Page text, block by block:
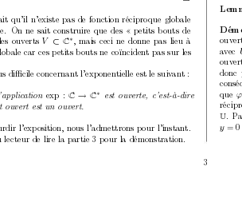
qu’il n’existe pas de fonction réciproque globale
On ne sait construire que des « petits bouts de
ouverts V ⊂ C∗ , mais ceci ne donne pas lieu à
car ces petits bouts ne coïncident pas sur les
diﬃcile concernant l’exponentielle est le suivant :
ation exp : C→C∗ est ouverte, c’est-à-dire
ouvert est un ouvert.
l’exposition, nous l’admettrons pour l’instant.
lecteur de lire la partie 3 pour la démonstration.
ouv
avec
ouv
donc
que ϕ
U
y = 0
3